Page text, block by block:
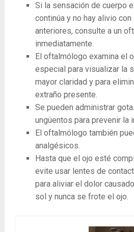
Si la sensación de cuerpo
continúa y no hay alivio
anteriores, consulte a un
inmediatamente.
El oftalmólogo examina el
especial para visualizar la
mayor claridad y para
extraño presente.
Se pueden administrar
ungüentos para prevenir la
El oftalmólogo también
analgésicos.
Hasta que el ojo esté
evite usar lentes de
para aliviar el dolor
sol y nunca se frote el ojo.